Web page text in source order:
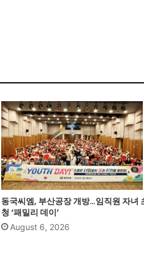
동국씨엠, 부산공장 개방…임직원 자녀
청 ‘패밀리 데이’
August 6, 2026